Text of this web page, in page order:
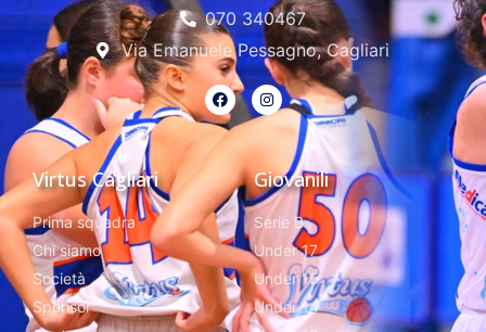
070 340467
Via Emanuele Pessagno, Cagliari
Virtus Cagliari
Prima squadra
Chi siamo
Società
Sponsor
Giovanili
Serie B
Under 17
Under 15
Under 14